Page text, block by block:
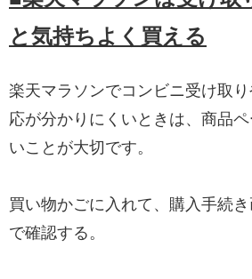
と気持ちよく買える
楽天マラソンでコンビニ受け取
応が分かりにくいときは、商品
いことが大切です。
買い物かごに入れて、購入手続
で確認する。